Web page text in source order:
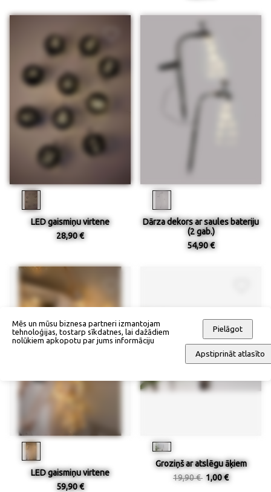
LED gaismiņu virtene
28,90 €
Dārza dekors ar saules bateriju
(2 gab.)
54,90 €
LED gaismiņu virtene
59,90 €
Groziņš ar atslēgu āķiem
19,90 € 1,00 €
Mēs un mūsu biznesa partneri izmantojam
tehnoloģijas, tostarp sīkdatnes, lai dažādiem
nolūkiem apkopotu par jums informāciju
Pielāgot
Apstiprināt atlasīto